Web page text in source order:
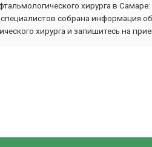
хирурга в
собрана информация
хирурга и запишитесь на